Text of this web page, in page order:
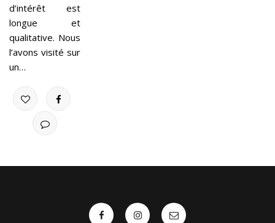
d’intérêt est
longue et
qualitative. Nous
l’avons visité sur
un…